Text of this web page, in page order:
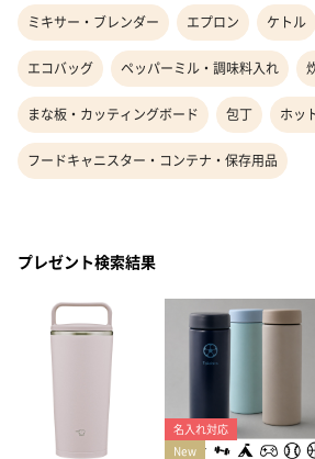
ミキサー・ブレンダー エプロン ケトル
エコバッグ ペッパーミル・調味料入れ
まな板・カッティングボード 包丁 ホッ
フードキャニスター・コンテナ・保存用品
プレゼント検索結果